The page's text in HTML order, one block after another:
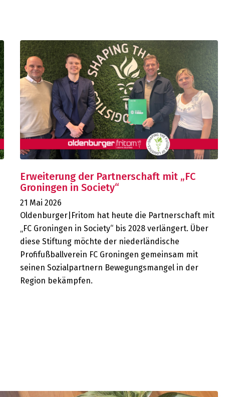
Erweiterung der Partnerschaft mit „FC
Groningen in Society“
21 Mai 2026
Oldenburger|Fritom hat heute die Partnerschaft mit
„FC Groningen in Society“ bis 2028 verlängert. Über
diese Stiftung möchte der niederländische
Profifußballverein FC Groningen gemeinsam mit
seinen Sozialpartnern Bewegungsmangel in der
Region bekämpfen.